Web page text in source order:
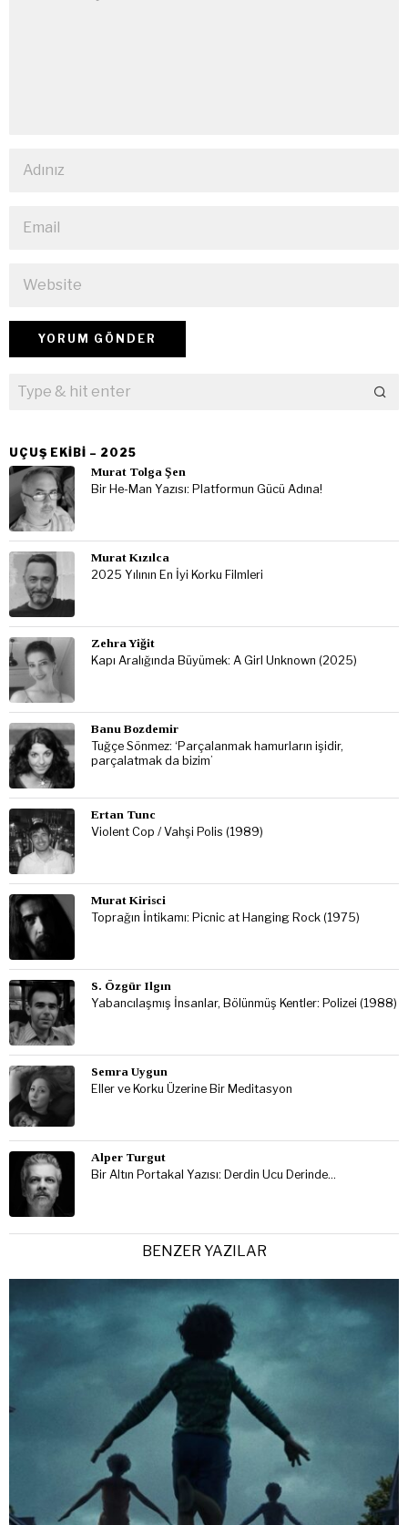
UÇUŞ EKIBI – 2025
Murat Tolga Şen
Bir He-Man Yazısı: Platformun Gücü Adına!
Murat Kızılca
2025 Yılının En İyi Korku Filmleri
Zehra Yiğit
Kapı Aralığında Büyümek: A Girl Unknown (2025)
Banu Bozdemir
Tuğçe Sönmez: ‘Parçalanmak hamurların işidir,
parçalatmak da bizim’
Ertan Tunc
Violent Cop / Vahşi Polis (1989)
Murat Kirisci
Toprağın İntikamı: Picnic at Hanging Rock (1975)
S. Özgür Ilgın
Yabancılaşmış İnsanlar, Bölünmüş Kentler: Polizei (1988)
Semra Uygun
Eller ve Korku Üzerine Bir Meditasyon
Alper Turgut
Bir Altın Portakal Yazısı: Derdin Ucu Derinde…
BENZER YAZILAR